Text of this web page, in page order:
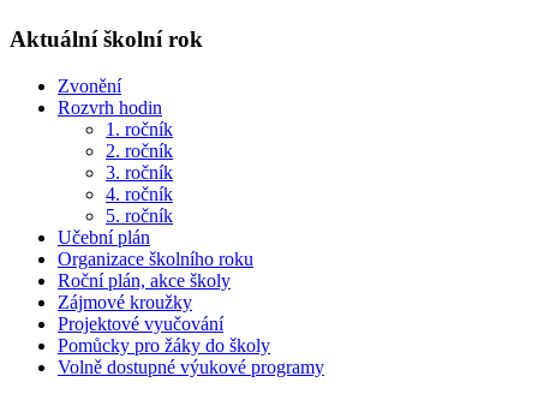
Aktuální školní rok
Zvonění
Rozvrh hodin
1. ročník
2. ročník
3. ročník
4. ročník
5. ročník
Učební plán
Organizace školního roku
Roční plán, akce školy
Zájmové kroužky
Projektové vyučování
Pomůcky pro žáky do školy
Volně dostupné výukové programy